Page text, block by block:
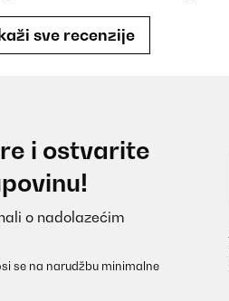
Etwas enttäuscht war ich von
sve recenzije
i ostvarite
o nadolazećim
se na narudžbu minimalne